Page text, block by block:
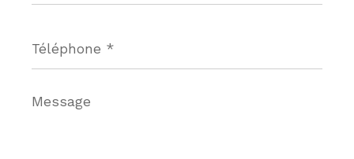
*
Message
*